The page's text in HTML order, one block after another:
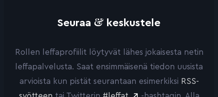
Seuraa & keskustele
Rollen leffaprofiilit löytyvät lähes jokaisesta netin
leffapalvelusta. Saat ensimmäisenä tiedon uusista
arvioista kun pistät seurantaan esimerkiksi RSS-